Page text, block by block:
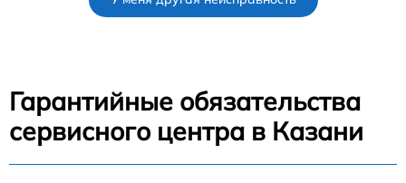
Гарантийные обязательства
сервисного центра в Казани